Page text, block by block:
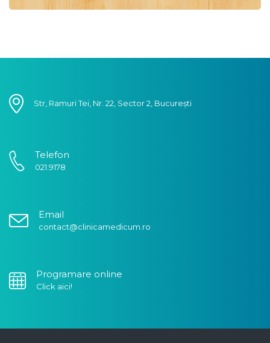
Str, Ramuri Tei, Nr. 22, Sector 2, București
Telefon
021.9178
Email
contact@clinicamedicum.ro
Programare online
Click aici!